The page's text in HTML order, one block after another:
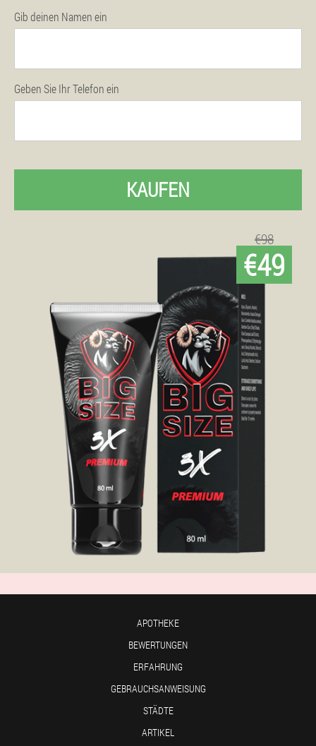
Gib deinen Namen ein
Geben Sie Ihr Telefon ein
KAUFEN
€98
€49
APOTHEKE
BEWERTUNGEN
ERFAHRUNG
GEBRAUCHSANWEISUNG
STÄDTE
ARTIKEL